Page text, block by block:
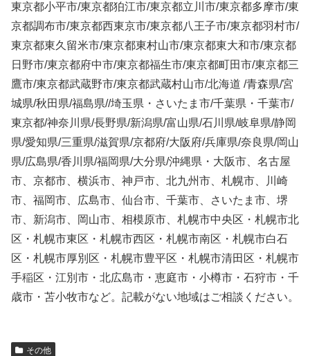
東京都小平市/東京都狛江市/東京都立川市/東京都多摩市/東
京都調布市/東京都西東京市/東京都八王子市/東京都羽村市/
東京都東久留米市/東京都東村山市/東京都東大和市/東京都
日野市/東京都府中市/東京都福生市/東京都町田市/東京都三
鷹市/東京都武蔵野市/東京都武蔵村山市/北海道 /青森県/宮
城県/秋田県/福島県//埼玉県・さいたま市/千葉県・千葉市/
東京都/神奈川県/長野県/新潟県/富山県/石川県/岐阜県/静岡
県/愛知県/三重県/滋賀県/京都府/大阪府/兵庫県/奈良県/岡山
県/広島県/香川県/福岡県/大分県/沖縄県・大阪市、名古屋
市、京都市、横浜市、神戸市、北九州市、札幌市、川崎
市、福岡市、広島市、仙台市、千葉市、さいたま市、堺
市、新潟市、岡山市、相模原市、札幌市中央区・札幌市北
区・札幌市東区・札幌市西区・札幌市南区・札幌市白石
区・札幌市厚別区・札幌市豊平区・札幌市清田区・札幌市
手稲区・江別市・北広島市・恵庭市・小樽市・石狩市・千
歳市・苫小牧市など。記載がない地域はご相談ください。
その他